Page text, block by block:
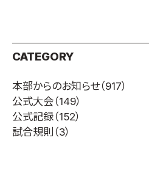
CATEGORY
本部からのお知らせ（917）
公式大会（149）
公式記録（152）
試合規則 （3）